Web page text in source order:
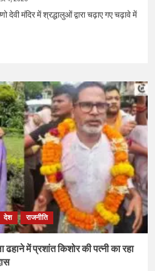
देवी मंदिर में श्रद्धालुओं द्वारा चढ़ाए गए चढ़ावे में
देश राजनीति
ढहाने में प्रशांत किशोर की पत्नी का रहा